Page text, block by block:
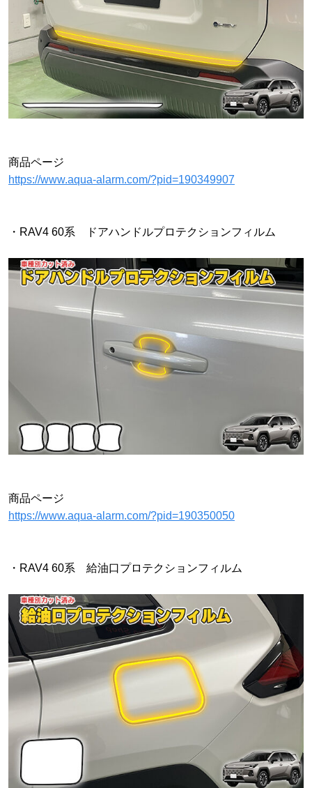
商品ページ
https://www.aqua-alarm.com/?pid=190349907
・RAV4 60系 ドアハンドルプロテクションフィルム
商品ページ
https://www.aqua-alarm.com/?pid=190350050
・RAV4 60系 給油口プロテクションフィルム